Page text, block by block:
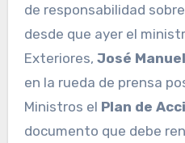
de responsabilidad
desde que ayer el
Exteriores, José
en la rueda de prensa
Ministros el Plan de
documento que debe